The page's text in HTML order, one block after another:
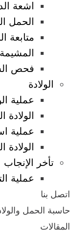
اشعة
الحمل
متابعة
فحص
الولادة
عملية
الولادة
عملية
الولادة
تأخر الإنجاب
عملية
اتصل بنا
حاسبة الحمل
المقالات